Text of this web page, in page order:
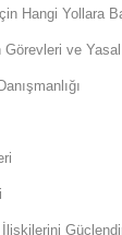
Hangi Yollara
ve